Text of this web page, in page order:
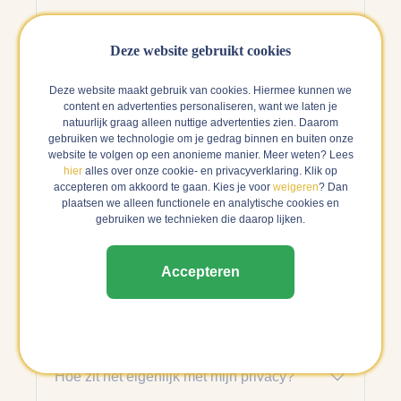
Account
Waarom zou ik een Grapedistrict account
aanmaken?
Grapedistrict account?
Hoe wijzig ik de gegevens van mijn
Hoe zit het eigenlijk met mijn privacy?
Deze website gebruikt cookies
Deze website maakt gebruik van cookies. Hiermee kunnen we
content en advertenties personaliseren, want we laten je
natuurlijk graag alleen nuttige advertenties zien. Daarom
gebruiken we technologie om je gedrag binnen en buiten onze
website te volgen op een anonieme manier. Meer weten? Lees
hier alles over onze cookie- en privacyverklaring. Klik op
accepteren om akkoord te gaan. Kies je voor weigeren? Dan
plaatsen we alleen functionele en analytische cookies en
gebruiken we technieken die daarop lijken.
Accepteren